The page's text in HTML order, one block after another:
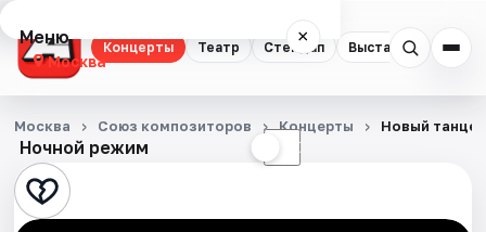
Концерты Театр Стендап Выставки
Меню ×
Москва
Концерты
Театр
Стендап
Ночной режим ☾
Москва Союз композиторов Концерты Новый